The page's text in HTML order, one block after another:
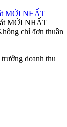
MỚI NHẤT
MỚI NHẤT
chỉ đơn thuần
doanh thu